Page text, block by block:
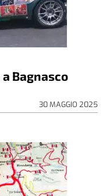
Bagnasco
30 MAGGIO 2025